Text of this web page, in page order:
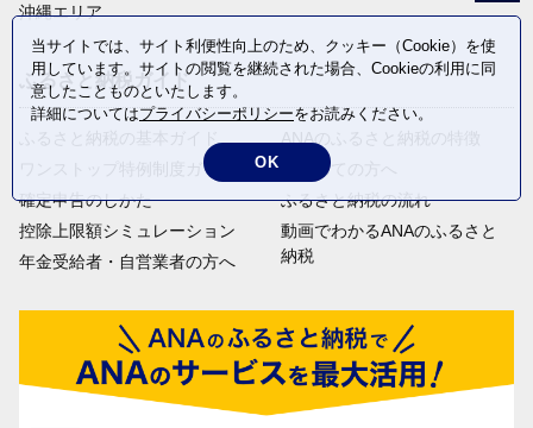
沖縄エリア
ふるさと納税ガイド
ふるさと納税の基本ガイド
ワンストップ特例制度ガイド
確定申告のしかた
控除上限額シミュレーション
年金受給者・自営業者の方へ
ANAのふるさと納税の特徴
はじめての方へ
ふるさと納税の流れ
動画でわかるANAのふるさと
納税
当サイトでは、サイト利便性向上のため、クッキー（Cookie）を使
用しています。サイトの閲覧を継続された場合、Cookieの利用に同
意したことものといたします。
詳細についてはプライバシーポリシーをお読みください。
OK